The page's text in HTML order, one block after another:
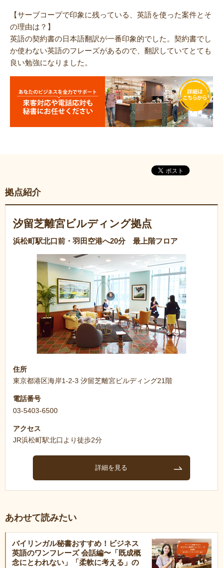
【サーブコープで印象に残っている、英語を使った案件とそ
の理由は？】
英語の契約書の日本語翻訳が一番印象的でした。契約書でし
か使わない英語のフレーズがあるので、翻訳していてとても
良い勉強になりました。
拠点紹介
汐留芝離宮ビルディング拠点
浜松町駅北口前・羽田空港へ20分 最上階フロア
住所
東京都港区海岸1-2-3 汐留芝離宮ビルディング21階
電話番号
03-5403-6500
アクセス
JR浜松町駅北口より徒歩2分
詳細を見る
あわせて読みたい
バイリンガル秘書おすすめ！ビジネス
英語のワンフレーズ 会話編〜「既成概
念にとわれない」「柔軟に考える」の